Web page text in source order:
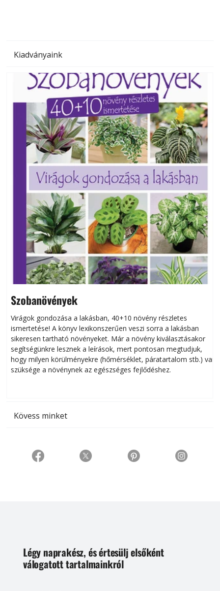
Kiadványaink
Szobanövények
Virágok gondozása a lakásban, 40+10 növény részletes
ismertetése! A könyv lexikonszerűen veszi sorra a lakásban
sikeresen tart­ha­tó növényeket. Már a növény kiválasztásakor
segítségünkre lesznek a leírások, mert pontosan megtudjuk,
hogy milyen körülményekre (hőmérséklet, páratartalom stb.) van
szüksége a növénynek az egészséges fejlődéshez.
Kövess minket
Légy naprakész, és értesülj elsőként
válogatott tartalmainkról